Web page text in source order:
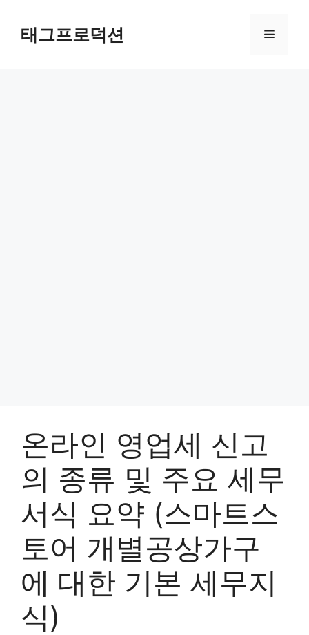
content태그프로덕션 Menu
온라인 영업세 신고
의 종류 및 주요 세무
서식 요약 (스마트스
토어 개별공상가구
에 대한 기본 세무지
식)